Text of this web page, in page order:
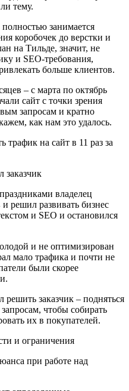
тему.
занимается
коробочек до верстки и
на Тильде, значит, не
и SEO-требования,
больше клиентов.
– с марта по октябрь
сайт с точки зрения
запросам и кратно
как нам это удалось.
заказчик
владелец
решил развивать бизнес
и SEO и остановился
и не оптимизирован
мало трафика и почти не
были скорее
решить заказчик – подняться
чтобы собирать
их в покупателей.
и ограничения
при работе над